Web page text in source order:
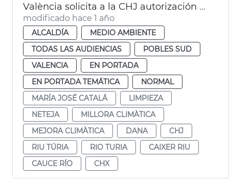
València solicita a la CHJ autorización para limipar el cauce del Turia
modificado hace 1 año
ALCALDÍA
MEDIO AMBIENTE
TODAS LAS AUDIENCIAS
POBLES SUD
VALENCIA
EN PORTADA
EN PORTADA TEMÁTICA
NORMAL
MARÍA JOSÉ CATALÁ
LIMPIEZA
NETEJA
MILLORA CLIMÀTICA
MEJORA CLIMÀTICA
DANA
CHJ
RIU TÚRIA
RIO TURIA
CAIXER RIU
CAUCE RÍO
CHX